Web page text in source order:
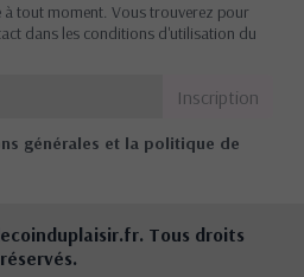
tout moment. Vous trouverez pour
dans les conditions d'utilisation du
générales et la politique de
. Tous droits
réservés.